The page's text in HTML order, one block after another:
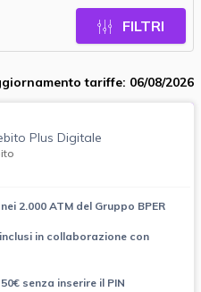
FILTRI
tariffe: 06/08/2026
Plus Digitale
2.000 ATM del Gruppo BPER
in collaborazione con
senza inserire il PIN